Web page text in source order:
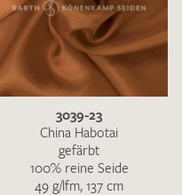
3039-23
China Habotai
gefärbt
100% reine Seide
49 g/lfm, 137 cm